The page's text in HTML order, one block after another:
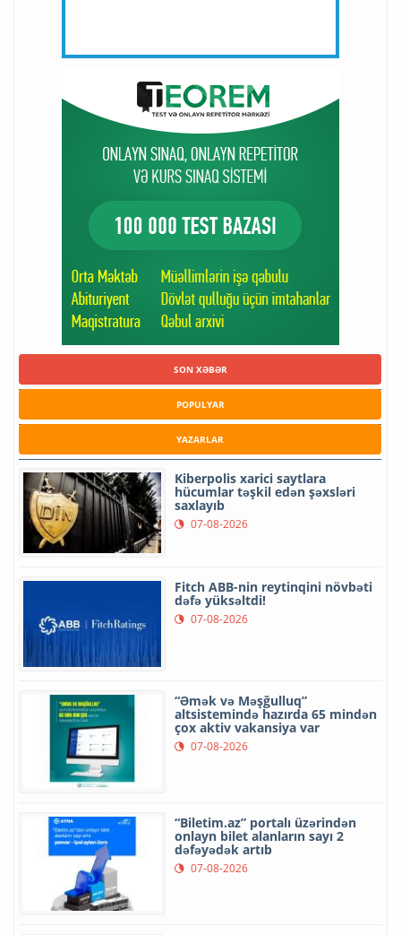
SON XƏBƏR
POPULYAR
YAZARLAR
Kiberpolis xarici saytlara
hücumlar təşkil edən şəxsləri
saxlayıb
07-08-2026
Fitch ABB-nin reytinqini növbəti
dəfə yüksəltdi!
07-08-2026
“Əmək və Məşğulluq”
altsistemində hazırda 65 mindən
çox aktiv vakansiya var
07-08-2026
“Biletim.az” portalı üzərindən
onlayn bilet alanların sayı 2
dəfəyədək artıb
07-08-2026